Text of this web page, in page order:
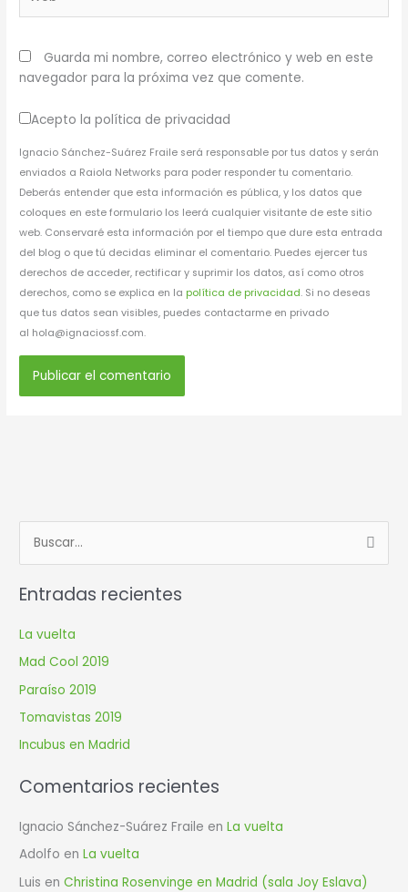
Guarda mi nombre, correo electrónico y web en este
navegador para la próxima vez que comente.
Acepto la política de privacidad
Ignacio Sánchez-Suárez Fraile será responsable por tus datos y serán
enviados a Raiola Networks para poder responder tu comentario.
Deberás entender que esta información es pública, y los datos que
coloques en este formulario los leerá cualquier visitante de este sitio
web. Conservaré esta información por el tiempo que dure esta entrada
del blog o que tú decidas eliminar el comentario. Puedes ejercer tus
derechos de acceder, rectificar y suprimir los datos, así como otros
derechos, como se explica en la política de privacidad. Si no deseas
que tus datos sean visibles, puedes contactarme en privado
al hola@ignaciossf.com.
u
s
a
r
p
o
r
Entradas recientes
La vuelta
Mad Cool 2019
Paraíso 2019
Tomavistas 2019
Incubus en Madrid
Comentarios recientes
Ignacio Sánchez-Suárez Fraile enLa vuelta
Adolfo enLa vuelta
Luis enChristina Rosenvinge en Madrid (sala Joy Eslava)